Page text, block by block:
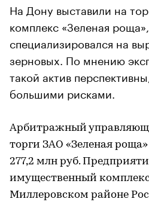
На Дону выставили на
комплекс «Зеленая
специализировался на
зерновых. По мнению
такой актив
большими рисками.
Арбитражный
торги ЗАО «Зеленая
277,2 млн руб.
имущественный
Миллеровском районе